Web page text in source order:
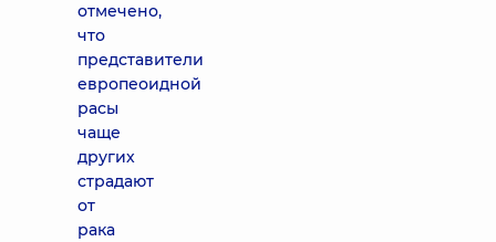
отмечено,
что
представители
европеоидной
расы
чаще
других
страдают
от
рака